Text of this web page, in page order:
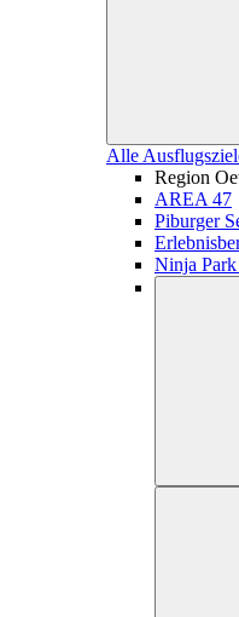
Alle
Region
AREA 47
Piburger
Ninja